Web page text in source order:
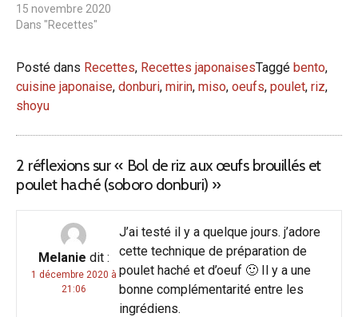
15 novembre 2020
Dans "Recettes"
Posté dans Recettes, Recettes japonaisesTaggé bento,
cuisine japonaise, donburi, mirin, miso, oeufs, poulet, riz,
shoyu
2 réflexions sur « Bol de riz aux œufs brouillés et
poulet haché (soboro donburi) »
Melanie dit :
1 décembre 2020 à
21:06
J’ai testé il y a quelque jours. j’adore
cette technique de préparation de
poulet haché et d’oeuf 🙂 Il y a une
bonne complémentarité entre les
ingrédiens.